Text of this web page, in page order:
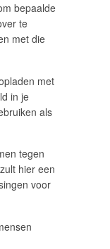
bepaalde
te
met die
met
in je
als
tegen
hier een
voor